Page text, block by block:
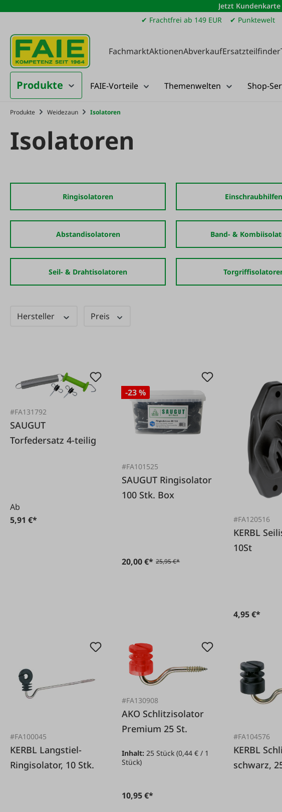
Hauptinhalt springen
Zur Suche springen
Zur Hauptnavigation springen
Jetzt
✔ Frachtfrei ab 149 EUR
✔ Punktewelt
FachmarktAktionenAbverkaufErsatzteilfinder
Produkte FAIE-Vorteile Themenwelten Shop-
Produkte Weidezaun Isolatoren
Isolatoren
Ringisolatoren Einschraubhilfen
Abstandisolatoren Band- &
Seil- & Drahtisolatoren
Hersteller Preis
#FA131792
SAUGUT
Torfedersatz 4-teilig
Ab
5,91 €*
-23 %
#FA101525
SAUGUT Ringisolator
100 Stk. Box
20,00 €* 25,95 €*
#FA120516
KERBL Seilisolator
10St
4,95 €*
#FA100045
KERBL Langstiel-
Ringisolator, 10 Stk.
#FA130908
AKO Schlitzisolator
Premium 25 St.
Inhalt:25 Stück(0,44 € / 1
Stück)
10,95 €*
#FA104576
KERBL Schlitzisolator
schwarz,